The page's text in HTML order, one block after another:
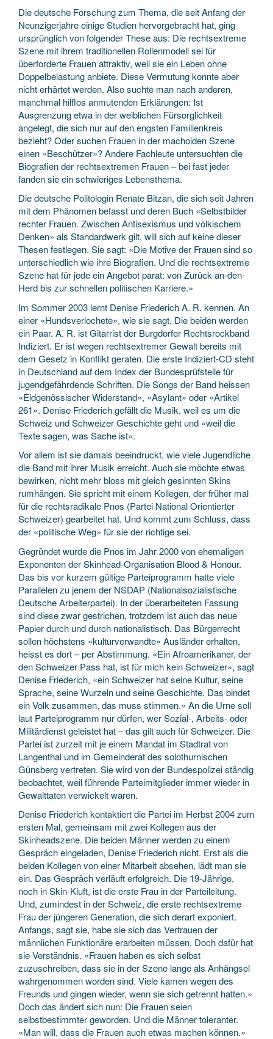
Die deutsche Forschung zum Thema, die seit Anfang der
Neunzigerjahre einige Studien hervorgebracht hat, ging
ursprünglich von folgender These aus: Die rechtsextreme
Szene mit ihrem traditionellen Rollenmodell sei für
überforderte Frauen attraktiv, weil sie ein Leben ohne
Doppelbelastung anbiete. Diese Vermutung konnte aber
nicht erhärtet werden. Also suchte man nach anderen,
manchmal hilflos anmutenden Erklärungen: Ist
Ausgrenzung etwa in der weiblichen Fürsorglichkeit
angelegt, die sich nur auf den engsten Familienkreis
bezieht? Oder suchen Frauen in der machoiden Szene
einen «Beschützer»? Andere Fachleute untersuchten die
Biografien der rechtsextremen Frauen – bei fast jeder
fanden sie ein schwieriges Lebensthema.
Die deutsche Politologin Renate Bitzan, die sich seit Jahren
mit dem Phänomen befasst und deren Buch «Selbstbilder
rechter Frauen. Zwischen Antisexismus und völkischem
Denken» als Standardwerk gilt, will sich auf keine dieser
Thesen festlegen. Sie sagt: «Die Motive der Frauen sind so
unterschiedlich wie ihre Biografien. Und die rechtsextreme
Szene hat für jede ein Angebot parat: von Zurück-an-den-
Herd bis zur schnellen politischen Karriere.»
Im Sommer 2003 lernt Denise Friederich A. R. kennen. An
einer «Hundsverlochete», wie sie sagt. Die beiden werden
ein Paar. A. R. ist Gitarrist der Burgdorfer Rechtsrockband
Indiziert. Er ist wegen rechtsextremer Gewalt bereits mit
dem Gesetz in Konflikt geraten. Die erste Indiziert-CD steht
in Deutschland auf dem Index der Bundesprüfstelle für
jugendgefährdende Schriften. Die Songs der Band heissen
«Eidgenössischer Widerstand», «Asylant» oder «Artikel
261». Denise Friederich gefällt die Musik, weil es um die
Schweiz und Schweizer Geschichte geht und «weil die
Texte sagen, was Sache ist».
Vor allem ist sie damals beeindruckt, wie viele Jugendliche
die Band mit ihrer Musik erreicht. Auch sie möchte etwas
bewirken, nicht mehr bloss mit gleich gesinnten Skins
rumhängen. Sie spricht mit einem Kollegen, der früher mal
für die rechtsradikale Pnos (Partei National Orientierter
Schweizer) gearbeitet hat. Und kommt zum Schluss, dass
der «politische Weg» für sie der richtige sei.
Gegründet wurde die Pnos im Jahr 2000 von ehemaligen
Exponenten der Skinhead-Organisation Blood & Honour.
Das bis vor kurzem gültige Parteiprogramm hatte viele
Parallelen zu jenem der NSDAP (Nationalsozialistische
Deutsche Arbeiterpartei). In der überarbeiteten Fassung
sind diese zwar gestrichen, trotzdem ist auch das neue
Papier durch und durch nationalistisch. Das Bürgerrecht
sollen höchstens «kulturverwandte» Ausländer erhalten,
heisst es dort – per Abstimmung. «Ein Afroamerikaner, der
den Schweizer Pass hat, ist für mich kein Schweizer», sagt
Denise Friederich, «ein Schweizer hat seine Kultur, seine
Sprache, seine Wurzeln und seine Geschichte. Das bindet
ein Volk zusammen, das muss stimmen.» An die Urne soll
laut Parteiprogramm nur dürfen, wer Sozial-, Arbeits- oder
Militärdienst geleistet hat – das gilt auch für Schweizer. Die
Partei ist zurzeit mit je einem Mandat im Stadtrat von
Langenthal und im Gemeinderat des solothurnischen
Günsberg vertreten. Sie wird von der Bundespolizei ständig
beobachtet, weil führende Parteimitglieder immer wieder in
Gewalttaten verwickelt waren.
Denise Friederich kontaktiert die Partei im Herbst 2004 zum
ersten Mal, gemeinsam mit zwei Kollegen aus der
Skinheadszene. Die beiden Männer werden zu einem
Gespräch eingeladen, Denise Friederich nicht. Erst als die
beiden Kollegen von einer Mitarbeit absehen, lädt man sie
ein. Das Gespräch verläuft erfolgreich. Die 19-Jährige,
noch in Skin-Kluft, ist die erste Frau in der Parteileitung.
Und, zumindest in der Schweiz, die erste rechtsextreme
Frau der jüngeren Generation, die sich derart exponiert.
Anfangs, sagt sie, habe sie sich das Vertrauen der
männlichen Funktionäre erarbeiten müssen. Doch dafür hat
sie Verständnis. «Frauen haben es sich selbst
zuzuschreiben, dass sie in der Szene lange als Anhängsel
wahrgenommen worden sind. Viele kamen wegen des
Freunds und gingen wieder, wenn sie sich getrennt hatten.»
Doch das ändert sich nun: Die Frauen seien
selbstbestimmter geworden. Und die Männer toleranter.
«Man will, dass die Frauen auch etwas machen können.»